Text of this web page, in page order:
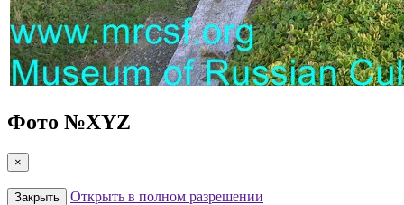
Фото №XYZ
×
Закрыть Открыть в полном разрешении